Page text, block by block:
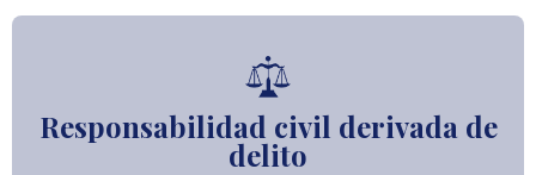
Responsabilidad civil derivada de
delito